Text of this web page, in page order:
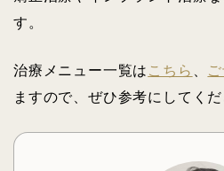
す。
治療メニュー一覧は こちら
ますので、ぜひ参考にしてくだ